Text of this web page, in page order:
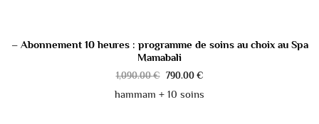
– Abonnement 10 heures : programme de soins au choix au Spa
Mamabali
1,090.00€ 790.00 €
hammam + 10 soins